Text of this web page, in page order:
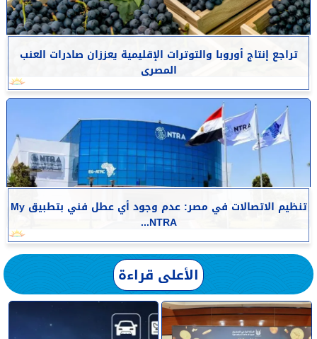
تراجع إنتاج أوروبا والتوترات الإقليمية يعززان صادرات العنب
المصرى
تنظيم الاتصالات في مصر: عدم وجود أي عطل فني بتطبيق My
NTRA...
الأعلى قراءة